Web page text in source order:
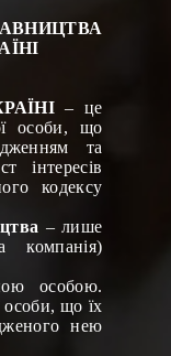
– це
особи, що
та
інтересів
кодексу
– лише
компанія)
особою.
що їх
нею